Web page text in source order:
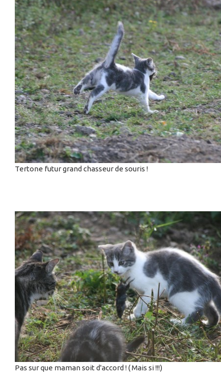
Tertone futur grand chasseur de souris !
Pas sur que maman soit d'accord ! ( Mais si !!!)